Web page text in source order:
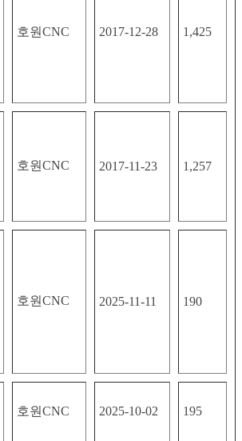
호원CNC 2017-12-28 1,425
호원CNC 2017-11-23 1,257
호원CNC 2025-11-11 190
호원CNC 2025-10-02 195